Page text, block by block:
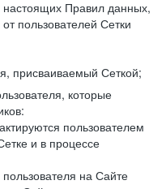
Правил данных,
пользователей Сетки
присваиваемый Сеткой;
которые
пользователем
и в процессе
на Сайте